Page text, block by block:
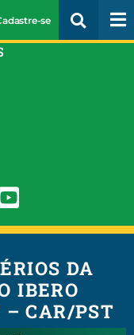
se
DA
IBERO
– CAR/PST